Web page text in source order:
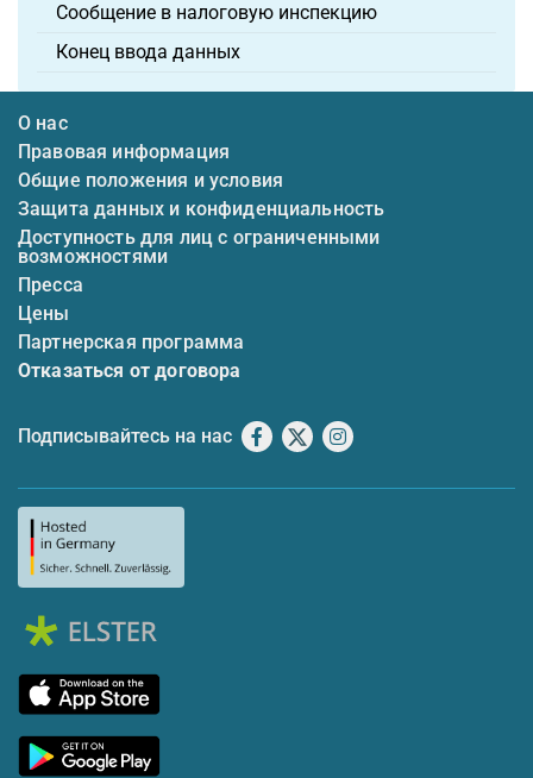
Сообщение в налоговую инспекцию
Конец ввода данных
О нас
Правовая информация
Общие положения и условия
Защита данных и конфиденциальность
Доступность для лиц с ограниченными
возможностями
Пресса
Цены
Партнерская программа
Отказаться от договора
Подписывайтесь на нас Facebook
X Instagram